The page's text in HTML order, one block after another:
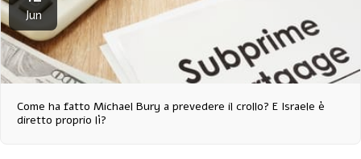
Jun
Come ha fatto Michael Bury a prevedere il crollo? E Israele è
diretto proprio lì?